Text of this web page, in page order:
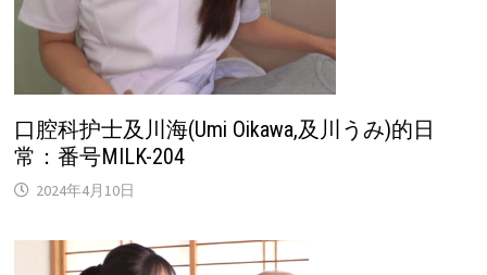
口腔科护士及川海(Umi Oikawa,及川うみ)的日
常：番号MILK-204
2024年4月10日